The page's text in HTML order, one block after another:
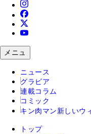
メニュ
ニュース
グラビア
連載コラム
コミック
キン肉マン 新しいウ
トップ